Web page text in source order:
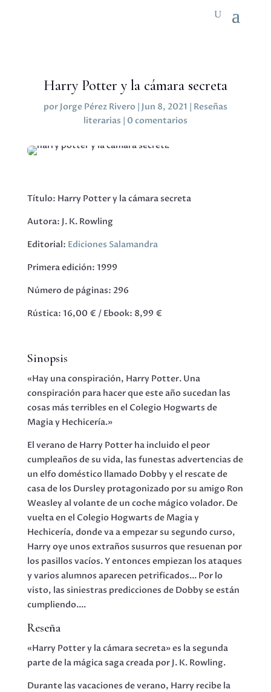
Harry Potter y la cámara secreta
por Jorge Pérez Rivero| Jun 8, 2021 | Reseñas
literarias | 0 comentarios
Título: Harry Potter y la cámara secreta
Autora: J. K. Rowling
Editorial: Ediciones Salamandra
Primera edición: 1999
Número de páginas: 296
Rústica: 16,00 € / Ebook: 8,99 €
Sinopsis
«Hay una conspiración, Harry Potter. Una
conspiración para hacer que este año sucedan las
cosas más terribles en el Colegio Hogwarts de
Magia y Hechicería.»
El verano de Harry Potter ha incluido el peor
cumpleaños de su vida, las funestas advertencias de
un elfo doméstico llamado Dobby y el rescate de
casa de los Dursley protagonizado por su amigo Ron
Weasley al volante de un coche mágico volador. De
vuelta en el Colegio Hogwarts de Magia y
Hechicería, donde va a empezar su segundo curso,
Harry oye unos extraños susurros que resuenan por
los pasillos vacíos. Y entonces empiezan los ataques
y varios alumnos aparecen petrificados... Por lo
visto, las siniestras predicciones de Dobby se están
cumpliendo....
Reseña
«Harry Potter y la cámara secreta» es la segunda
parte de la mágica saga creada por J. K. Rowling.
Durante las vacaciones de verano, Harry recibe la